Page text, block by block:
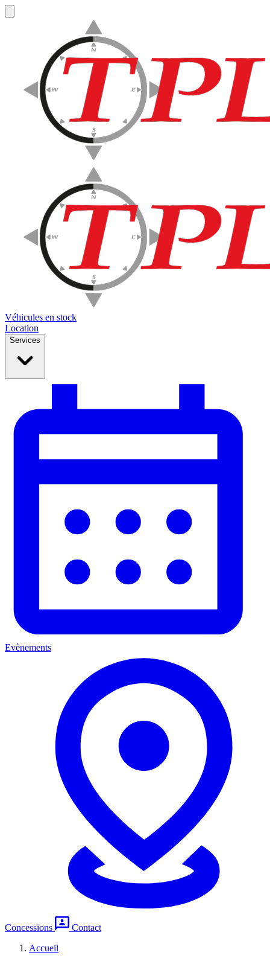
Véhicules en stock
Location
Services
Evènements
Concessions
Contact
Accueil